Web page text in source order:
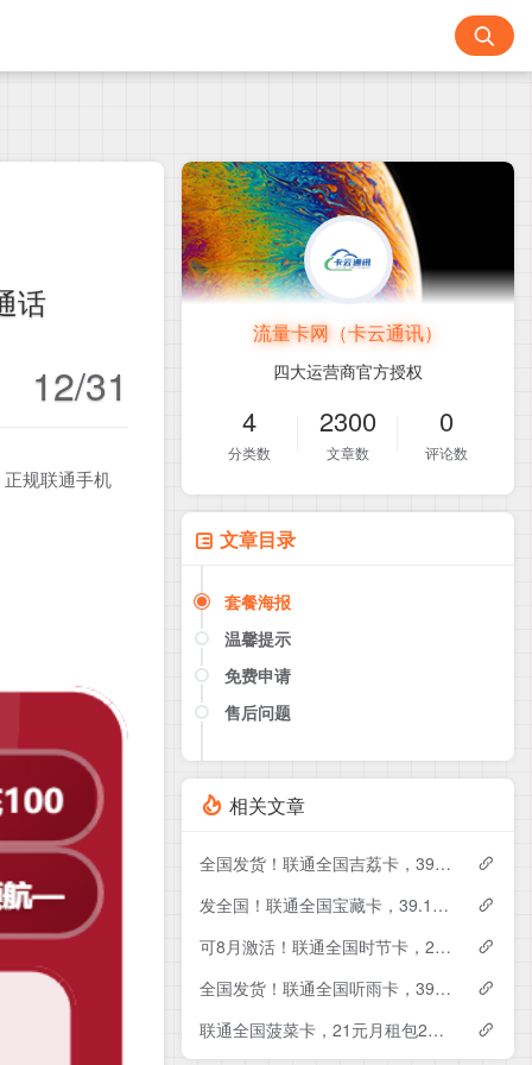
话
12/31
规联通手机
流量卡网（卡云通讯）
四大运营商官方授权
4
分类数
2300
文章数
0
评论数
文章目录
套餐海报
温馨提示
免费申请
点击这里或者手机扫描下方二维码
售后问题
相关文章
全国发货！联通全国吉荔卡，39元月租包240G+50分钟
发全国！联通全国宝藏卡，39.1元月租包240G+200分钟
可8月激活！联通全国时节卡，29元月租包180G+200分钟+会员
全国发货！联通全国听雨卡，39元月租包260G+100分钟+会员
联通全国菠菜卡，21元月租包230G+500分钟